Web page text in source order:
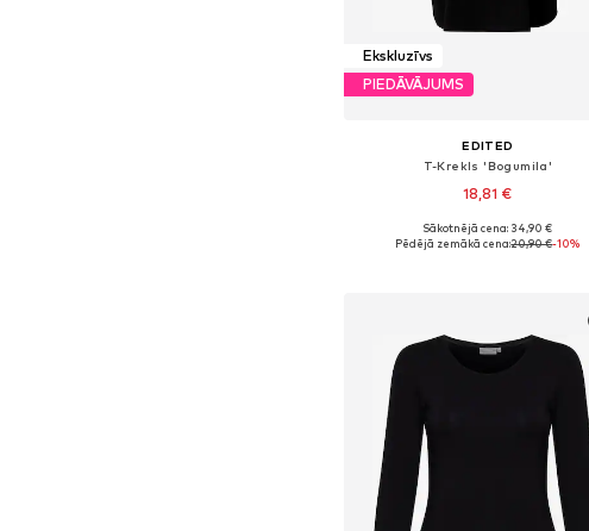
Ekskluzīvs
PIEDĀVĀJUMS
EDITED
T-Krekls 'Bogumila'
18,81 €
Pieejamie izmēri: XS, S, M, L, XL
Sākotnējā cena: 34,90 €
Pēdējā zemākā cena:20,90 €-10%